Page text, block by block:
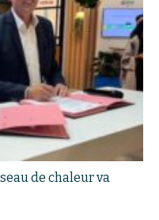
de chaleur va